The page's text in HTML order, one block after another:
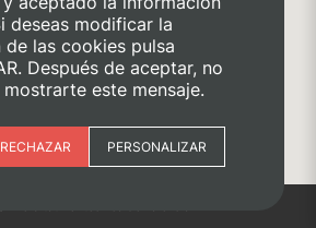
deseas modificar la
las cookies pulsa
Después de aceptar, no
este mensaje.
RECHAZAR PERSONALIZAR